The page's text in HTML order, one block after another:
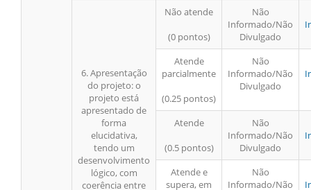
6. Apresentação
do projeto: o
projeto está
apresentado de
forma
elucidativa,
tendo um
desenvolvimento
lógico, com
coerência entre
Não atende
(0 pontos)
Não
Informado/Não
Divulgado
Atende
parcialmente
(0.25 pontos)
Não
Informado/Não
Divulgado
Atende
(0.5 pontos)
Não
Informado/Não
Divulgado
Atende e
supera, em
Não
Informado/Não